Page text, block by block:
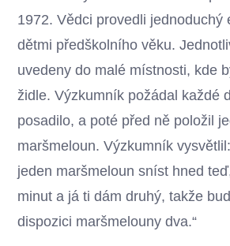
1972. Vědci provedli jednoduchý
dětmi předškolního věku.
uvedeny do malé místnosti, kde
židle. Výzkumník požádal každé
posadilo, a poté před ně položil
maršmeloun. Výzkumník
jeden maršmeloun sníst hned
minut a já ti dám druhý, takže
dispozici maršmelouny dva.“